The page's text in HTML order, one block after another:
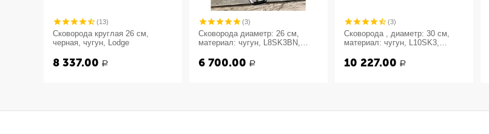
(13)
Сковорода круглая 26 см,
черная, чугун, Lodge
8 337.00 Р
(3)
Сковорода диаметр: 26 см,
материал: чугун, L8SK3BN,
США
6 700.00 Р
(3)
Сковорода , диаметр: 30 см,
материал: чугун, L10SK3,
10 227.00 Р